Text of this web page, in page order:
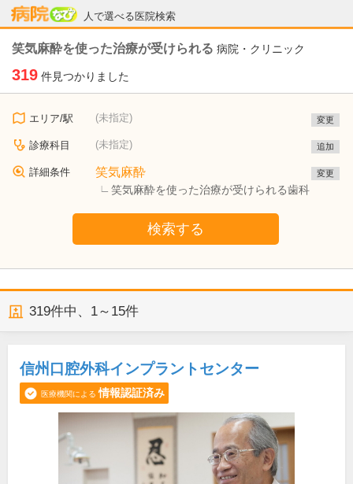
人で選べる医院検索
病院なび
笑気麻酔を使った治療が受けられる 病院・クリニック
319 件見つかりました
エリア/駅 (未指定) 変更
診療科目 (未指定) 追加
詳細条件 笑気麻酔
笑気麻酔を使った治療が受けられる歯科
変更
検索する
319件中、 1～15件
信州口腔外科インプラントセンター
医療機関による 情報認証済み